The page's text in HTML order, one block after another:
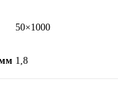
50×1000
1,8